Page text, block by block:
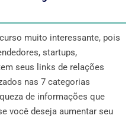
muito interessante, pois
startups,
seus links de relações
nas 7 categorias
de informações que
você deseja aumentar seu